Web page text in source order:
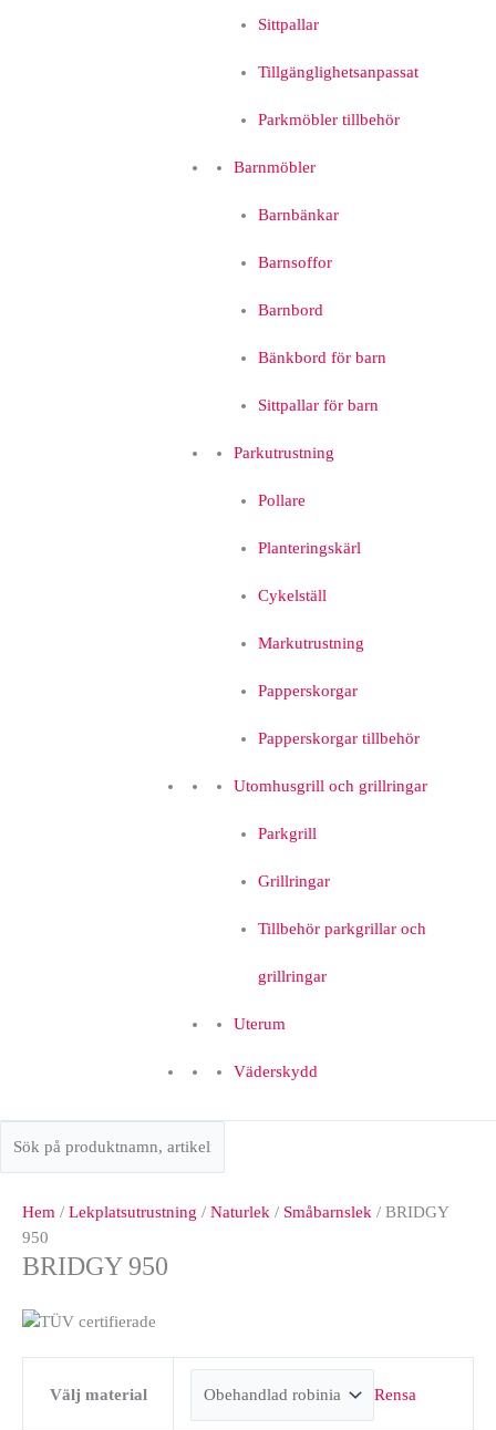
Sittpallar
Tillgänglighetsanpassat
Parkmöbler tillbehör
Barnmöbler
Barnbänkar
Barnsoffor
Barnbord
Bänkbord för barn
Sittpallar för barn
Parkutrustning
Pollare
Planteringskärl
Cykelställ
Markutrustning
Papperskorgar
Papperskorgar tillbehör
Utomhusgrill och grillringar
Parkgrill
Grillringar
Tillbehör parkgrillar och
grillringar
Uterum
Väderskydd
Hem / Lekplatsutrustning / Naturlek / Småbarnslek / BRIDGY
950
BRIDGY 950
Välj material Rensa